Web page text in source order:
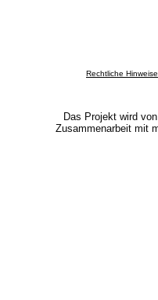
Rechtliche Hinweise
Das Projekt wird
Zusammenarbeit mit